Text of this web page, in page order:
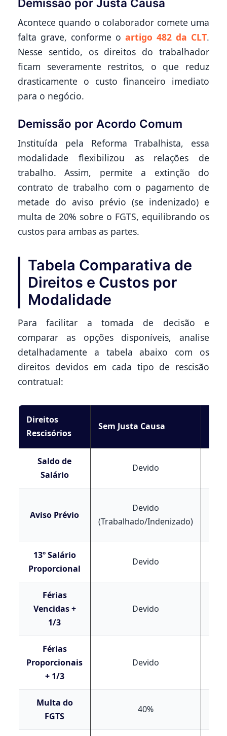
Acontece quando o colaborador comete uma
falta grave, conforme o artigo 482 da CLT.
Nesse sentido, os direitos do trabalhador
ficam severamente restritos, o que reduz
drasticamente o custo financeiro imediato
para o negócio.
Demissão por Acordo Comum
Instituída pela Reforma Trabalhista, essa
modalidade flexibilizou as relações de
trabalho. Assim, permite a extinção do
contrato de trabalho com o pagamento de
metade do aviso prévio (se indenizado) e
multa de 20% sobre o FGTS, equilibrando os
custos para ambas as partes.
Tabela Comparativa de
Direitos e Custos por
Modalidade
Para facilitar a tomada de decisão e
comparar as opções disponíveis, analise
detalhadamente a tabela abaixo com os
direitos devidos em cada tipo de rescisão
contratual:
Direitos
Rescisórios
Sem Justa Causa
Saldo de
Salário
Devido
Aviso Prévio
Devido
(Trabalhado/Indenizado)
13º Salário
Proporcional
Devido
Férias
Vencidas +
1/3
Devido
Férias
Proporcionais
+ 1/3
Devido
Multa do
FGTS
40%